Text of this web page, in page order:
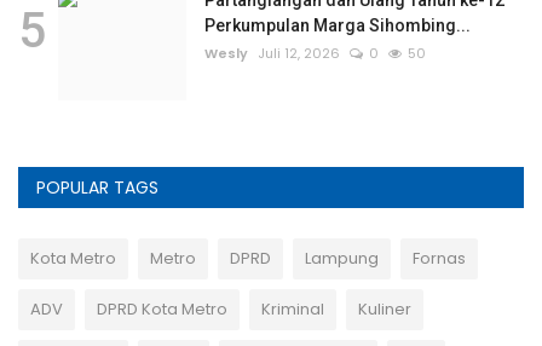
5
Perkumpulan Marga Sihombing...
Wesly Juli 12, 2026 0 50
POPULAR TAGS
Kota Metro Metro DPRD Lampung Fornas
ADV DPRD Kota Metro Kriminal Kuliner